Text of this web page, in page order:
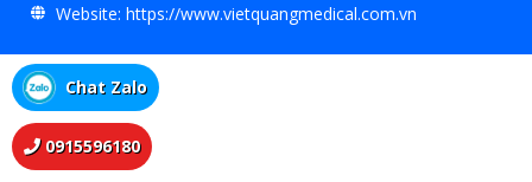
Website: https://www.vietquangmedical.com.vn
0915596180
Chat Zalo